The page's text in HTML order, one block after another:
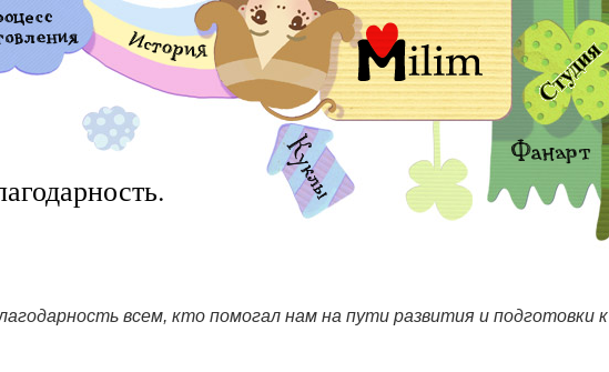
всем, кто помогал нам на пути развития и подготовки к